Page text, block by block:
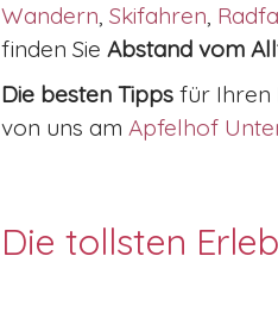
Wandern, Skifahren,
finden Sie Abstand vom
Die besten Tipps für Ihren
von uns am Apfelhof
Die tollsten